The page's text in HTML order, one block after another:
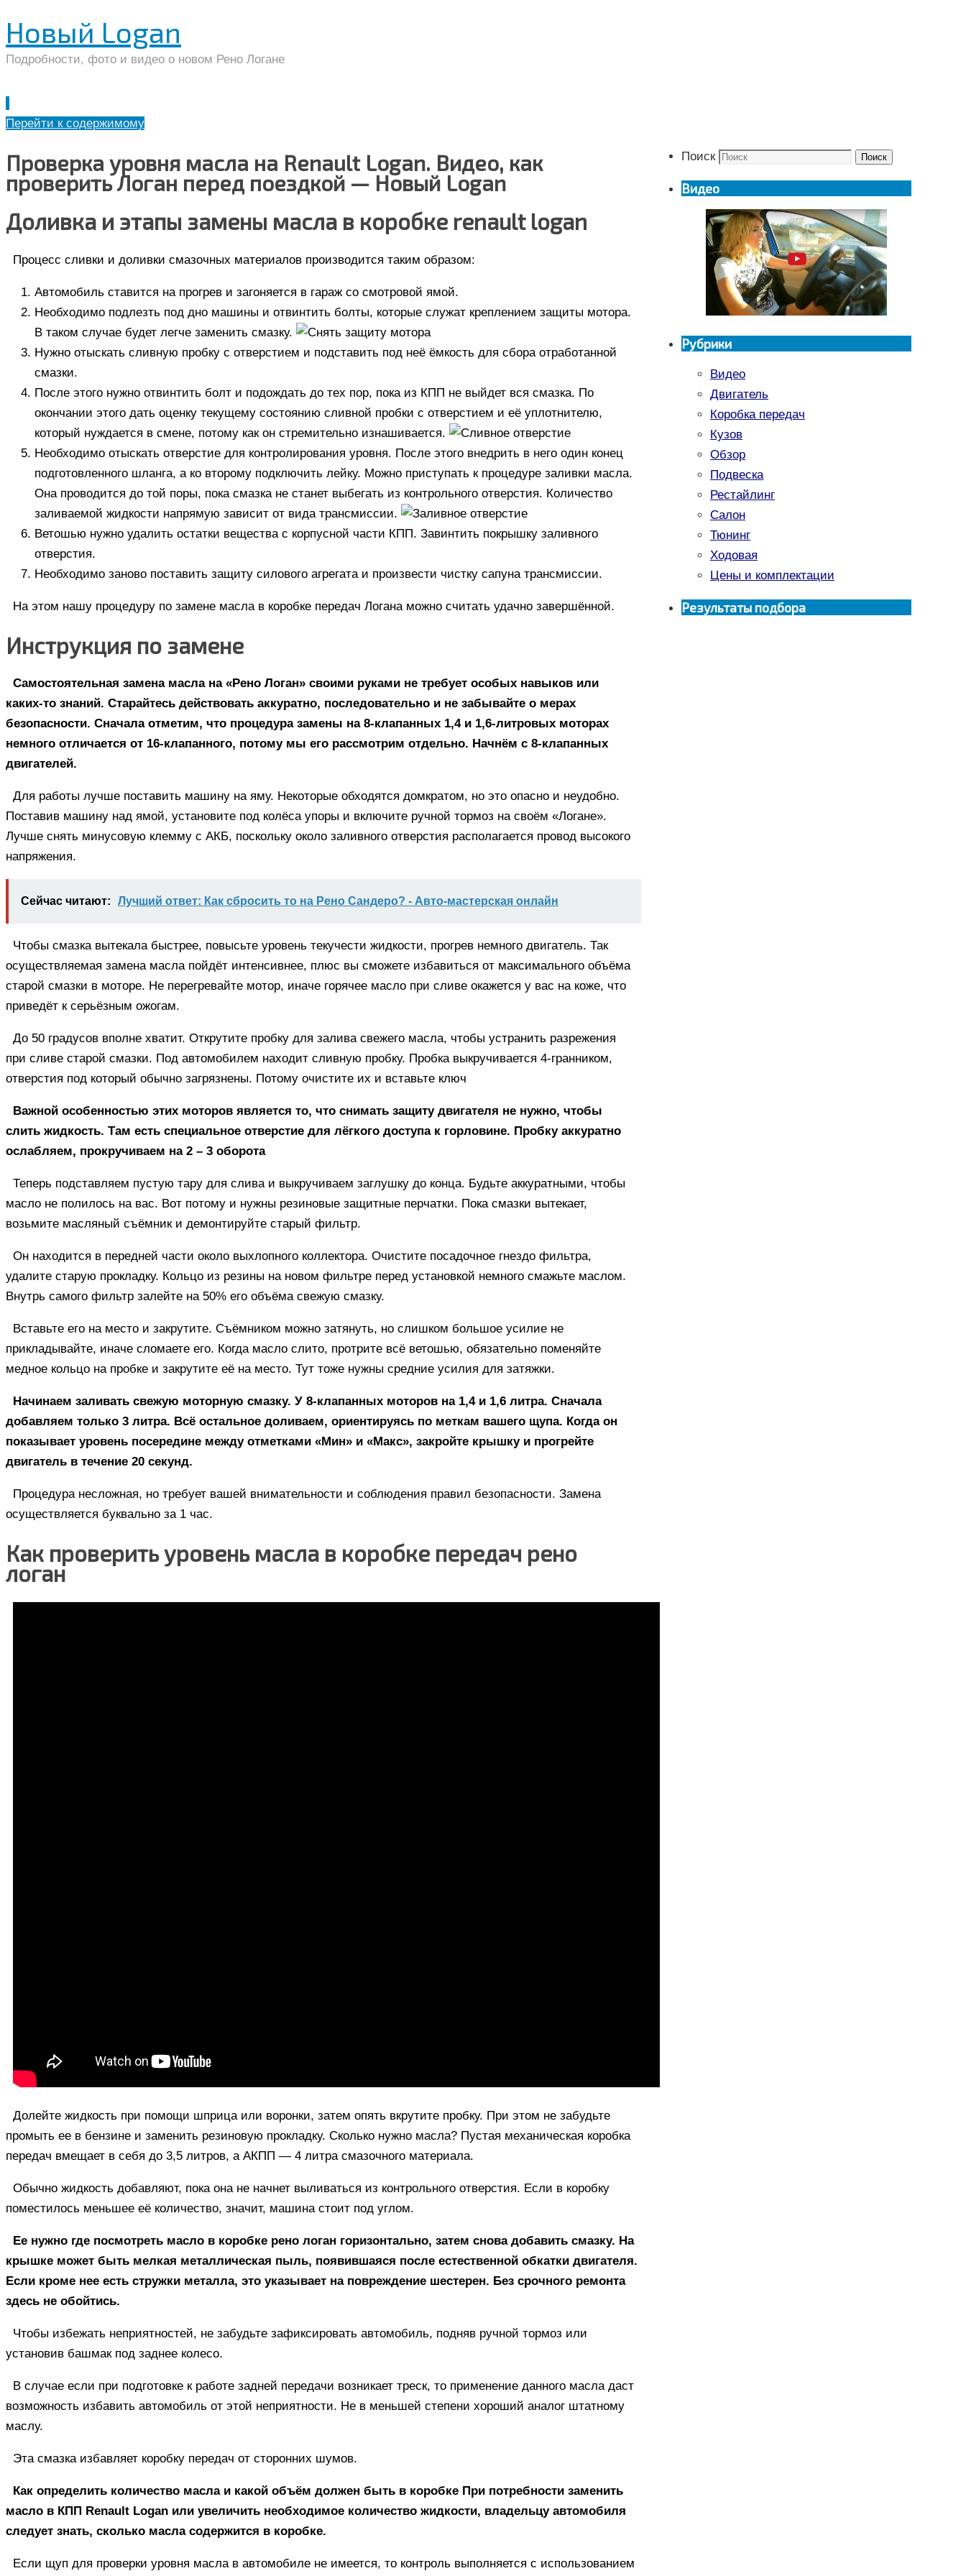
Новый Logan
Подробности, фото и видео о новом Рено Логане
Перейти к содержимому
Проверка уровня масла на Renault Logan. Видео, как
проверить Логан перед поездкой — Новый Logan
Доливка и этапы замены масла в коробке renault logan
Процесс сливки и доливки смазочных материалов производится таким образом:
Автомобиль ставится на прогрев и загоняется в гараж со смотровой ямой.
Необходимо подлезть под дно машины и отвинтить болты, которые служат креплением защиты мотора.
В таком случае будет легче заменить смазку.
Нужно отыскать сливную пробку с отверстием и подставить под неё ёмкость для сбора отработанной
смазки.
После этого нужно отвинтить болт и подождать до тех пор, пока из КПП не выйдет вся смазка. По
окончании этого дать оценку текущему состоянию сливной пробки с отверстием и её уплотнителю,
который нуждается в смене, потому как он стремительно изнашивается.
Необходимо отыскать отверстие для контролирования уровня. После этого внедрить в него один конец
подготовленного шланга, а ко второму подключить лейку. Можно приступать к процедуре заливки масла.
Она проводится до той поры, пока смазка не станет выбегать из контрольного отверстия. Количество
заливаемой жидкости напрямую зависит от вида трансмиссии.
Ветошью нужно удалить остатки вещества с корпусной части КПП. Завинтить покрышку заливного
отверстия.
Необходимо заново поставить защиту силового агрегата и произвести чистку сапуна трансмиссии.
На этом нашу процедуру по замене масла в коробке передач Логана можно считать удачно завершённой.
Инструкция по замене
Самостоятельная замена масла на «Рено Логан» своими руками не требует особых навыков или
каких-то знаний. Старайтесь действовать аккуратно, последовательно и не забывайте о мерах
безопасности. Сначала отметим, что процедура замены на 8-клапанных 1,4 и 1,6-литровых моторах
немного отличается от 16-клапанного, потому мы его рассмотрим отдельно. Начнём с 8-клапанных
двигателей.
Для работы лучше поставить машину на яму. Некоторые обходятся домкратом, но это опасно и неудобно.
Поставив машину над ямой, установите под колёса упоры и включите ручной тормоз на своём «Логане».
Лучше снять минусовую клемму с АКБ, поскольку около заливного отверстия располагается провод высокого
напряжения.
Сейчас читают: Лучший ответ: Как сбросить то на Рено Сандеро? - Авто-мастерская онлайн
Чтобы смазка вытекала быстрее, повысьте уровень текучести жидкости, прогрев немного двигатель. Так
осуществляемая замена масла пойдёт интенсивнее, плюс вы сможете избавиться от максимального объёма
старой смазки в моторе. Не перегревайте мотор, иначе горячее масло при сливе окажется у вас на коже, что
приведёт к серьёзным ожогам.
До 50 градусов вполне хватит. Открутите пробку для залива свежего масла, чтобы устранить разрежения
при сливе старой смазки. Под автомобилем находит сливную пробку. Пробка выкручивается 4-гранником,
отверстия под который обычно загрязнены. Потому очистите их и вставьте ключ
Важной особенностью этих моторов является то, что снимать защиту двигателя не нужно, чтобы
слить жидкость. Там есть специальное отверстие для лёгкого доступа к горловине. Пробку аккуратно
ослабляем, прокручиваем на 2 – 3 оборота
Теперь подставляем пустую тару для слива и выкручиваем заглушку до конца. Будьте аккуратными, чтобы
масло не полилось на вас. Вот потому и нужны резиновые защитные перчатки. Пока смазки вытекает,
возьмите масляный съёмник и демонтируйте старый фильтр.
Он находится в передней части около выхлопного коллектора. Очистите посадочное гнездо фильтра,
удалите старую прокладку. Кольцо из резины на новом фильтре перед установкой немного смажьте маслом.
Внутрь самого фильтр залейте на 50% его объёма свежую смазку.
Вставьте его на место и закрутите. Съёмником можно затянуть, но слишком большое усилие не
прикладывайте, иначе сломаете его. Когда масло слито, протрите всё ветошью, обязательно поменяйте
медное кольцо на пробке и закрутите её на место. Тут тоже нужны средние усилия для затяжки.
Начинаем заливать свежую моторную смазку. У 8-клапанных моторов на 1,4 и 1,6 литра. Сначала
добавляем только 3 литра. Всё остальное доливаем, ориентируясь по меткам вашего щупа. Когда он
показывает уровень посередине между отметками «Мин» и «Макс», закройте крышку и прогрейте
двигатель в течение 20 секунд.
Процедура несложная, но требует вашей внимательности и соблюдения правил безопасности. Замена
осуществляется буквально за 1 час.
Как проверить уровень масла в коробке передач рено
логан
Долейте жидкость при помощи шприца или воронки, затем опять вкрутите пробку. При этом не забудьте
промыть ее в бензине и заменить резиновую прокладку. Сколько нужно масла? Пустая механическая коробка
передач вмещает в себя до 3,5 литров, а АКПП — 4 литра смазочного материала.
Обычно жидкость добавляют, пока она не начнет выливаться из контрольного отверстия. Если в коробку
поместилось меньшее её количество, значит, машина стоит под углом.
Ее нужно где посмотреть масло в коробке рено логан горизонтально, затем снова добавить смазку. На
крышке может быть мелкая металлическая пыль, появившаяся после естественной обкатки двигателя.
Если кроме нее есть стружки металла, это указывает на повреждение шестерен. Без срочного ремонта
здесь не обойтись.
Чтобы избежать неприятностей, не забудьте зафиксировать автомобиль, подняв ручной тормоз или
установив башмак под заднее колесо.
В случае если при подготовке к работе задней передачи возникает треск, то применение данного масла даст
возможность избавить автомобиль от этой неприятности. Не в меньшей степени хороший аналог штатному
маслу.
Эта смазка избавляет коробку передач от сторонних шумов.
Как определить количество масла и какой объём должен быть в коробке При потребности заменить
масло в КПП Renault Logan или увеличить необходимое количество жидкости, владельцу автомобиля
следует знать, сколько масла содержится в коробке.
Если щуп для проверки уровня масла в автомобиле не имеется, то контроль выполняется с использованием
Поиск Поиск
Видео
Рубрики
Видео
Двигатель
Коробка передач
Кузов
Обзор
Подвеска
Рестайлинг
Салон
Тюнинг
Ходовая
Цены и комплектации
Результаты подбора